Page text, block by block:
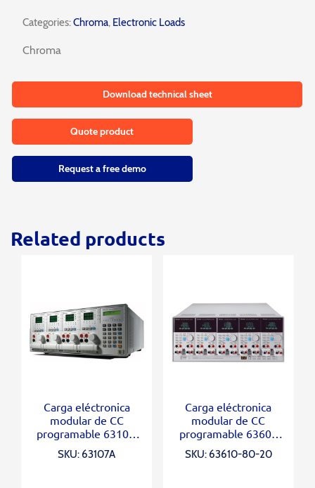
Categories:Chroma, Electronic Loads
Chroma
Download technical sheet
Quote product
Request a free demo
Related products
Carga eléctronica
modular de CC
programable 6310A
Series
SKU: 63107A
Carga eléctronica
modular de CC
programable 63600
Series
SKU: 63610-80-20